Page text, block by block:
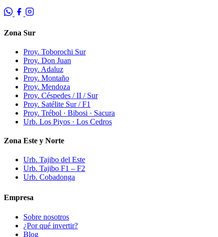
Zona Sur
Proy. Toborochi Sur
Proy. Don Juan
Proy. Adaluz
Proy. Montaño
Proy. Mendoza
Proy. Céspedes / II / Sur
Proy. Satélite Sur / F1
Proy. Trébol · Bibosi · Sacura
Urb. Los Piyos · Los Cedros
Zona Este y Norte
Urb. Tajibo del Este
Urb. Tajibo F1 – F2
Urb. Cobadonga
Empresa
Sobre nosotros
¿Por qué invertir?
Blog